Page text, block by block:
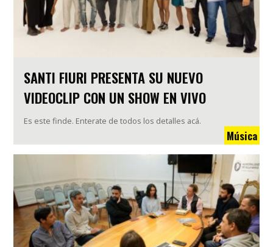
SANTI FIURI PRESENTA SU NUEVO
VIDEOCLIP CON UN SHOW EN VIVO
Es este finde. Enterate de todos los detalles acá.
Música